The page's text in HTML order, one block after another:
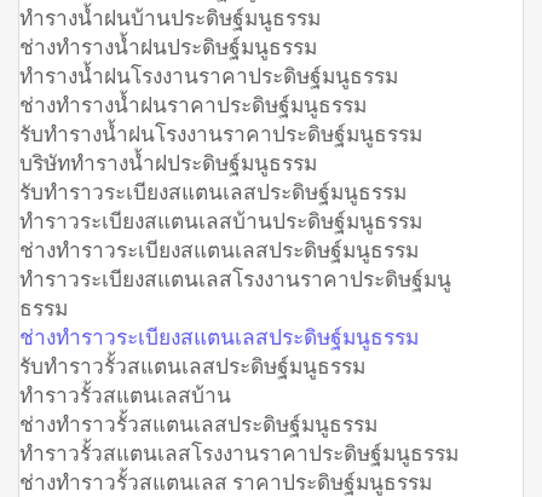
ทำรางน้ำฝนบ้านประดิษฐ์มนูธรรม
ช่างทำรางน้ำฝนประดิษฐ์มนูธรรม
ทำรางน้ำฝนโรงงานราคาประดิษฐ์มนูธรรม
ช่างทำรางน้ำฝนราคาประดิษฐ์มนูธรรม
รับทำรางน้ำฝนโรงงานราคาประดิษฐ์มนูธรรม
บริษัททำรางน้ำฝประดิษฐ์มนูธรรม
รับทำราวระเบียงสแตนเลสประดิษฐ์มนูธรรม
ทำราวระเบียงสแตนเลสบ้านประดิษฐ์มนูธรรม
ช่างทำราวระเบียงสแตนเลสประดิษฐ์มนูธรรม
ทำราวระเบียงสแตนเลสโรงงานราคาประดิษฐ์มนู
ธรรม
ช่างทำราวระเบียงสแตนเลสประดิษฐ์มนูธรรม
รับทำราวรั้วสแตนเลสประดิษฐ์มนูธรรม
ทำราวรั้วสแตนเลสบ้าน
ช่างทำราวรั้วสแตนเลสประดิษฐ์มนูธรรม
ทำราวรั้วสแตนเลสโรงงานราคาประดิษฐ์มนูธรรม
ช่างทำราวรั้วสแตนเลส ราคาประดิษฐ์มนูธรรม